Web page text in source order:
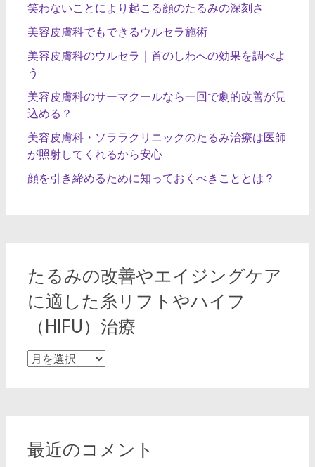
笑わないことにより起こる顔のたるみの深刻さ
美容皮膚科でもできるウルセラ施術
美容皮膚科のウルセラ｜首のしわへの効果を調べよ
う
美容皮膚科のサーマクールなら一回で劇的改善が見
込める？
美容皮膚科・ソララクリニックのたるみ治療は医師
が照射してくれるから安心
顔を引き締めるために知っておくべきこととは？
たるみの改善やエイジングケア
に適した糸リフトやハイフ
（HIFU）治療
た
善
や
最近のコメント